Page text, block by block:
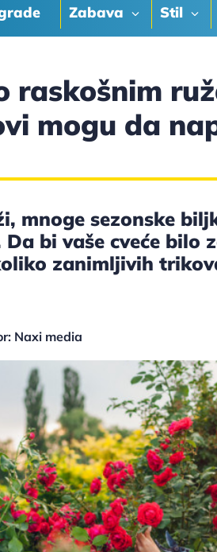
Zabava Stil
raskošnim
mogu da
mnoge sezonske
bi vaše cveće bilo
zanimljivih
Naxi media